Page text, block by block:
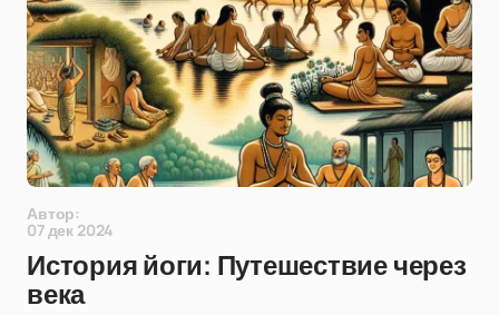
Автор:
07 дек 2024
История йоги: Путешествие через
века